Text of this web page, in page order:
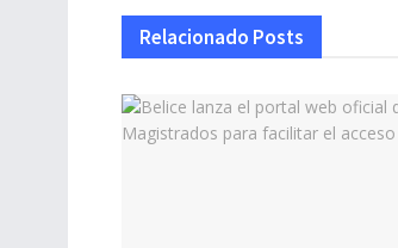
Relacionado Posts